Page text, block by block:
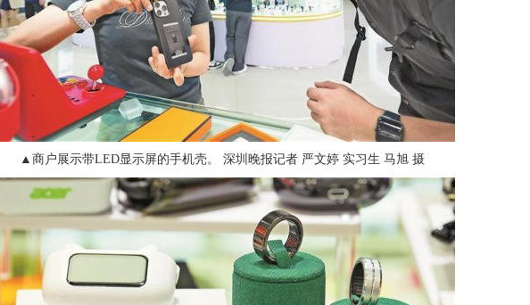
▲商户展示带LED显示屏的手机壳。 深圳晚报记者 严文婷 实习生 马旭 摄